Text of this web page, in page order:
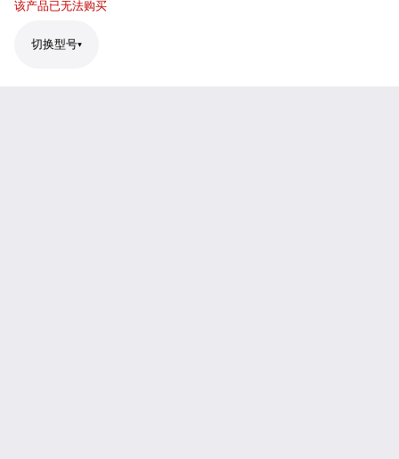
该产品已无法购买
切换型号